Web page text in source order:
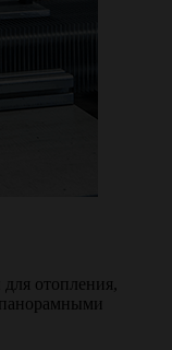
отопления,